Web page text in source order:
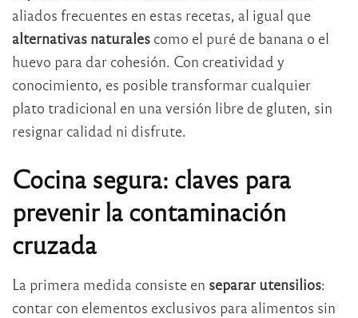
aliados frecuentes en estas recetas, al igual que
alternativas naturales como el puré de banana o el
huevo para dar cohesión. Con creatividad y
conocimiento, es posible transformar cualquier
plato tradicional en una versión libre de gluten, sin
resignar calidad ni disfrute.
Cocina segura: claves para
prevenir la contaminación
cruzada
La primera medida consiste en separar utensilios:
contar con elementos exclusivos para alimentos sin